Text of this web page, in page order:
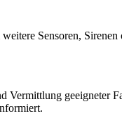
Sensoren,
Vermittlung geeigneter